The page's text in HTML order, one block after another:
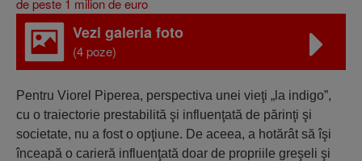
Vezi galeria foto
(4 poze)
Pentru Viorel Piperea, perspectiva unei vieţi „la indigo”,
cu o traiectorie prestabilită şi influenţată de părinţi şi
societate, nu a fost o opţiune. De aceea, a hotărât să îşi
înceapă o carieră influenţată doar de propriile greşeli şi